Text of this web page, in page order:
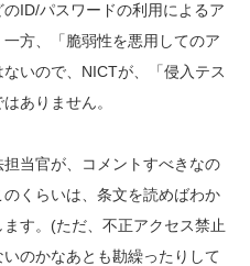
ID/パスワードの利用によるア
方、「脆弱性を悪用してのア
いので、NICTが、「侵入テス
ありません。
当官が、コメントすべきなの
くらいは、条文を読めばわか
す。(ただ、不正アクセス禁止
のかなあとも勘繰ったりして